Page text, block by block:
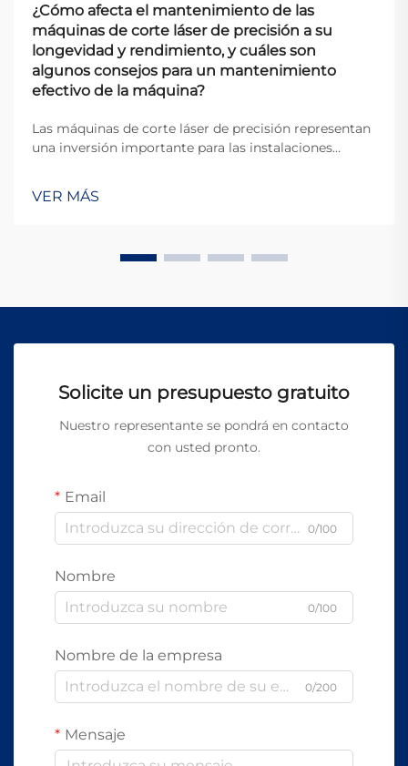
¿Cómo afecta el mantenimiento de las
máquinas de corte láser de precisión a su
longevidad y rendimiento, y cuáles son
algunos consejos para un mantenimiento
efectivo de la máquina?
Las máquinas de corte láser de precisión representan
una inversión importante para las instalaciones
directamente relacionado con la eficiencia operativa,
la calidad de producción y la vida útil del equipo.
VER MÁS
Solicite un presupuesto gratuito
Nuestro representante se pondrá en contacto
con usted pronto.
Email
0/100
Nombre
0/100
Nombre de la empresa
0/200
Mensaje